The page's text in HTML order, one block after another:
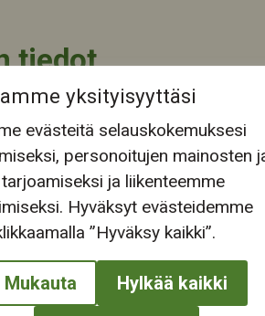
yksityisyyttäsi
evästeitä selauskokemuksesi
personoitujen mainosten
ja liikenteemme
Hyväksyt evästeidemme
”Hyväksy kaikki”.
Mukauta Hylkää kaikki
tiedot